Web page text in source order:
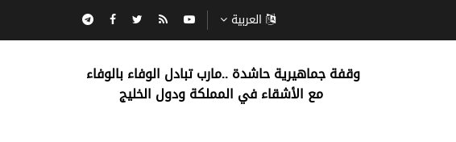
العربية
‏وقفة جماهيرية حاشدة ..مارب ‏تبادل الوفاء بالوفاء ‏
مع الأشقاء في المملكة ودول الخليج